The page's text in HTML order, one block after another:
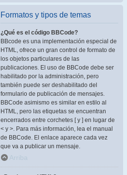
Formatos y tipos de temas
¿Qué es el código BBCode?
BBcode es una implementación especial de
HTML, ofrece un gran control de formato de
los objetos particulares de las
publicaciones. El uso de BBCode debe ser
habilitado por la administración, pero
también puede ser deshabilitado del
formulario de publicación de mensajes.
BBCode asimismo es similar en estilo al
HTML, pero las etiquetas se encuentran
encerrados entre corchetes [ y ] en lugar de
< y >. Para más información, lea el manual
de BBCode. El enlace aparece cada vez
que va a publicar un mensaje.
Arriba